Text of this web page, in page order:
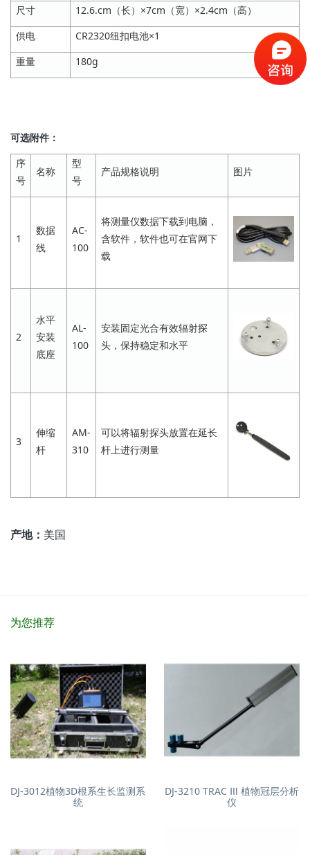
尺寸
12.6.cm（长）×7cm（宽）×2.4cm（高）
供电
CR2320纽扣电池×1
重量
180g
可选附件：
序
号
名称
型
号
产品规格说明 图片
1
数据
线
AC-
100
将测量仪数据下载到电脑，
含软件，软件也可在官网下
载
2
水平
安装
底座
AL-
100
安装固定光合有效辐射探
头，保持稳定和水平
3
伸缩
杆
AM-
310
可以将辐射探头放置在延长
杆上进行测量
产地： 美国
为您推荐
DJ-3012植物3D根系生长监测系
统
DJ-3210 TRAC Ⅲ 植物冠层分析
仪